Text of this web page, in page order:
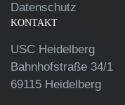
Datenschutz
KONTAKT
USC Heidelberg
Bahnhofstraße 34/1
69115 Heidelberg